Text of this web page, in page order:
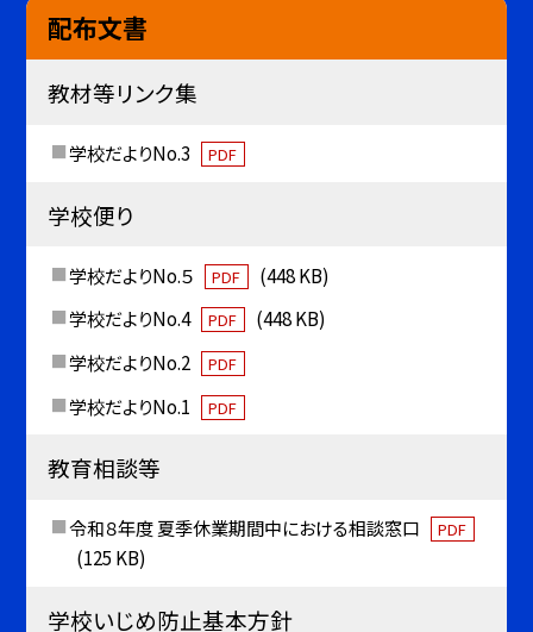
配布文書
教材等リンク集
学校だよりNo.3 PDF
学校便り
学校だよりNo.５ PDF
(448 KB)
学校だよりNo.4
PDF
(448 KB)
学校だよりNo.2
PDF
学校だよりNo.1 PDF
教育相談等
令和８年度 夏季休業期間中における相談窓口 PDF
(125 KB)
学校いじめ防止基本方針